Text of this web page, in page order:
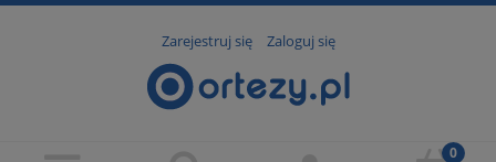
Zarejestruj się Zaloguj się